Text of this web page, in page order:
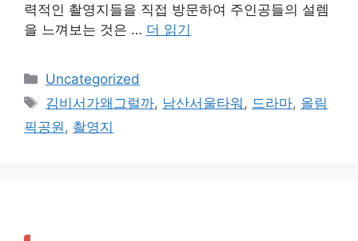
력적인 촬영지들을 직접 방문하여 주인공들의 설렘
을 느껴보는 것은 … 더 읽기
카
테
고
리
Uncategorized
태
그
김비서가왜그럴까, 남산서울타워 , 드라마, 올림
픽공원 , 촬영지